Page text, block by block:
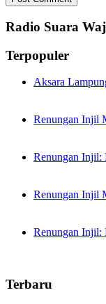
Radio Suara
Terpopuler
Aksara
Renungan Injil
Renungan Injil:
Renungan Injil
Renungan Injil:
Terbaru